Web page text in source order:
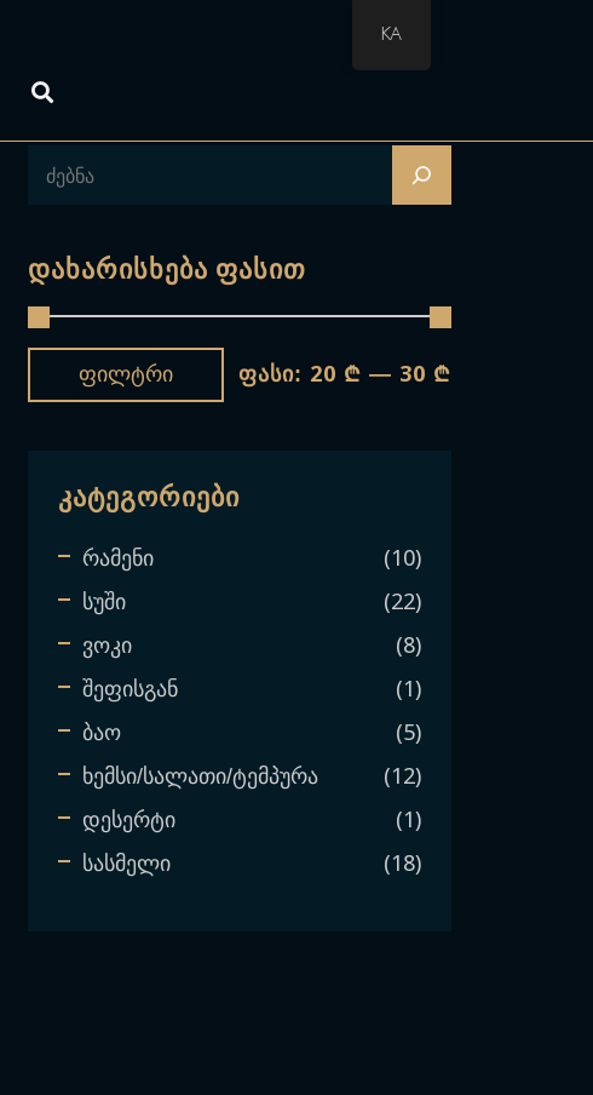
Დახარისხება Ფასით
Ფილტრი ფასი: 20 ₾ — 30 ₾
Კატეგორიები
რამენი 10
სუში 22
ვოკი 8
შეფისგან 1
ბაო 5
ხემსი/სალათი/ტემპურა 12
დესერტი 1
სასმელი 18
KA